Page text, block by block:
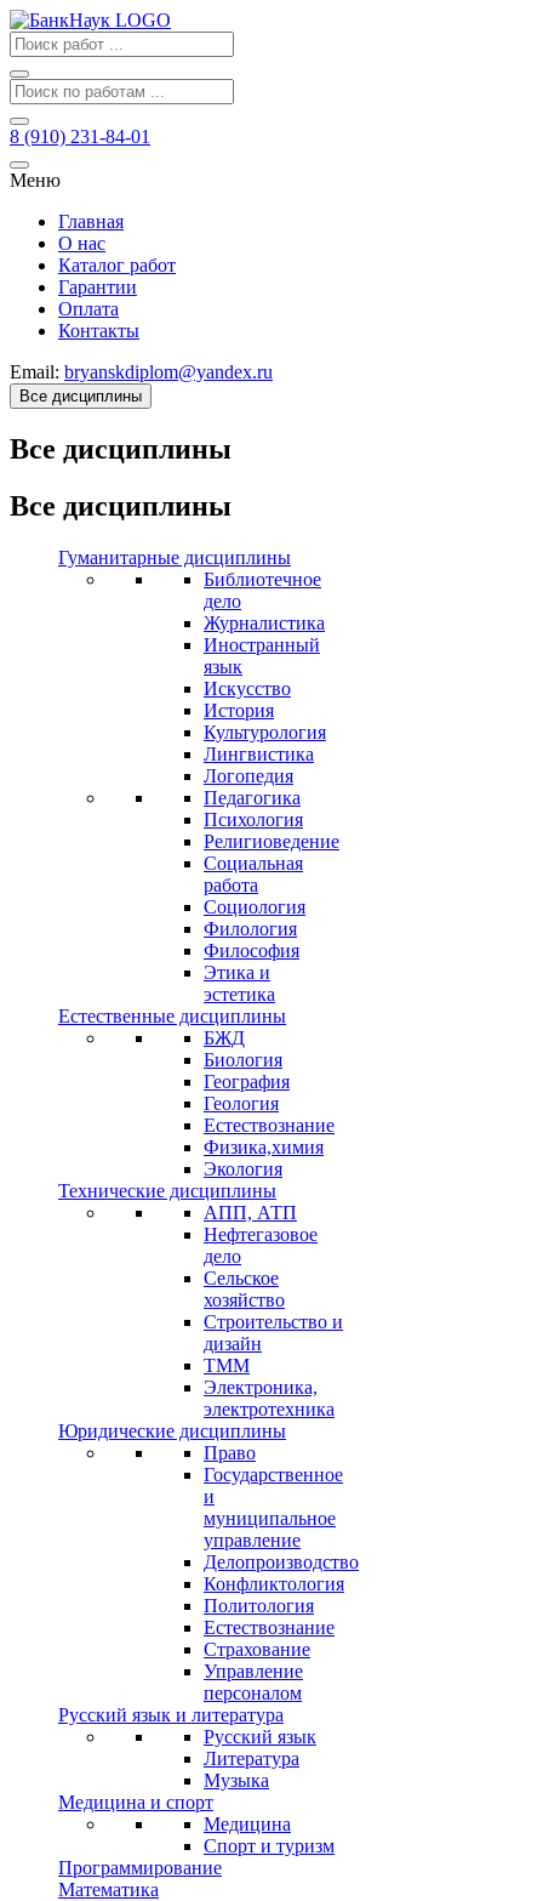
8 (910) 231-84-01
Меню
Главная
О нас
Каталог работ
Гарантии
Оплата
Контакты
Email: bryanskdiplom@yandex.ru
Все дисциплины
Все дисциплины
Все дисциплины
Гуманитарные дисциплины
Библиотечное
дело
Журналистика
Иностранный
язык
Искусство
История
Культурология
Лингвистика
Логопедия
Педагогика
Психология
Религиоведение
Социальная
работа
Социология
Филология
Философия
Этика и
эстетика
Естественные дисциплины
БЖД
Биология
География
Геология
Естествознание
Физика,химия
Экология
Технические дисциплины
АПП, АТП
Нефтегазовое
дело
Сельское
хозяйство
Строительство и
дизайн
ТММ
Электроника,
электротехника
Юридические дисциплины
Право
Государственное
и
муниципальное
управление
Делопроизводство
Конфликтология
Политология
Естествознание
Страхование
Управление
персоналом
Русский язык и литература
Русский язык
Литература
Музыка
Медицина и спорт
Медицина
Спорт и туризм
Программирование
Математика